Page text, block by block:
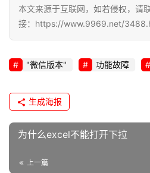
本文来源于互联网，如若侵权，请
接：https://www.9969.net/
"微信版本" 功能故障
生成海报
为什么excel不能打开下拉
上一篇